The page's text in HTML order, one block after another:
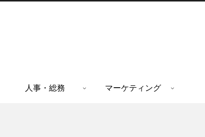
人事・総務 マーケティング